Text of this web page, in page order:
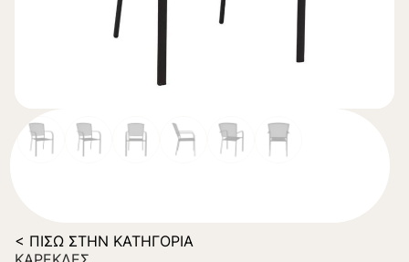
< ΠΊΣΩ ΣΤΗΝ ΚΑΤΗΓΟΡΊΑ